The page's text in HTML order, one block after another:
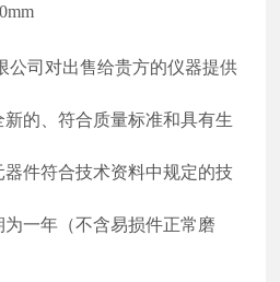
公司 对出售给贵方的仪器提供
新的、符合质量标准和具有生
器件符合技术资料中规定的技
一年（不含易损件正常磨